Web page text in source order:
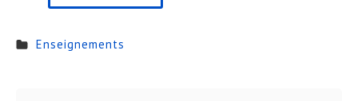
Enseignements